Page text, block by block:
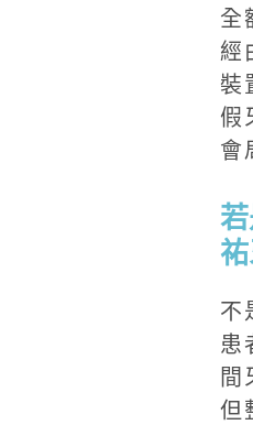
全
經
裝
假
會
不
患
間
但